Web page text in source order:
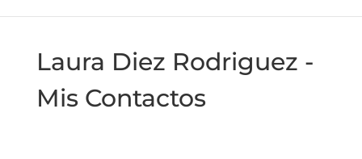
Laura Diez Rodriguez -
Mis Contactos